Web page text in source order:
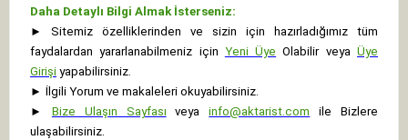
Daha Detaylı Bilgi Almak İsterseniz:
►
Sitemiz özelliklerinden ve sizin için hazırladığımız tüm
faydalardan yararlanabilmeniz için Yeni Üye Olabilir veyaÜye
Girişi yapabilirsiniz.
► İlgili Yorum ve makaleleri okuyabilirsiniz.
►
Bize Ulaşın Sayfası veya info@aktarist.com
ile Bizlere
ulaşabilirsiniz.